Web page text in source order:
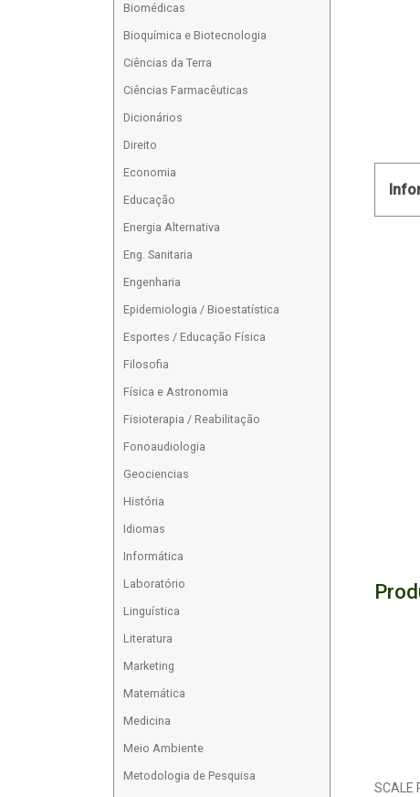
SCALE
Biomédicas
Bioquímica e Biotecnologia
Ciências da Terra
Ciências Farmacêuticas
Dicionários
Direito
Economia
Educação
Energia Alternativa
Eng. Sanitaria
Engenharia
Epidemiologia / Bioestatística
Esportes / Educação Física
Filosofia
Física e Astronomia
Fisioterapia / Reabilitação
Fonoaudiologia
Geociencias
História
Idiomas
Informática
Laboratório
Linguística
Literatura
Marketing
Matemática
Medicina
Meio Ambiente
Metodologia de Pesquisa